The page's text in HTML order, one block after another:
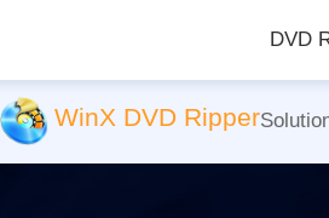
DVD
WinX DVD Ripper